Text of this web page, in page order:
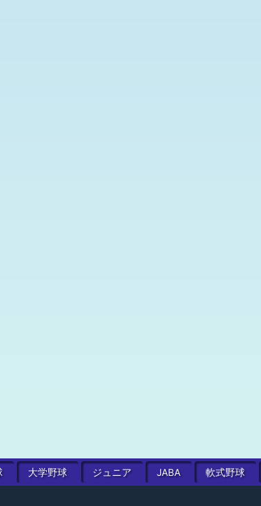
大学野球 ジュニア JABA 軟式野球